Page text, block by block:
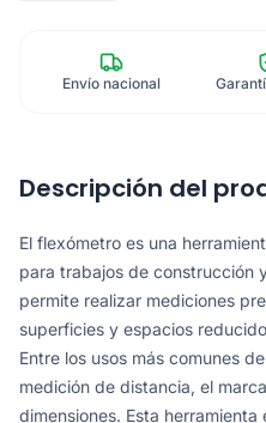
Envío nacional
Descripción del
El flexómetro es una
para trabajos de construcción
permite realizar mediciones
superficies y espacios
Entre los usos más comunes
medición de distancia, el
dimensiones. Esta